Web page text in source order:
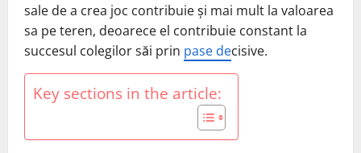
sale de a crea joc contribuie și mai mult la valoarea
sa pe teren, deoarece el contribuie constant la
succesul colegilor săi prin pase decisive.
Key sections in the article: